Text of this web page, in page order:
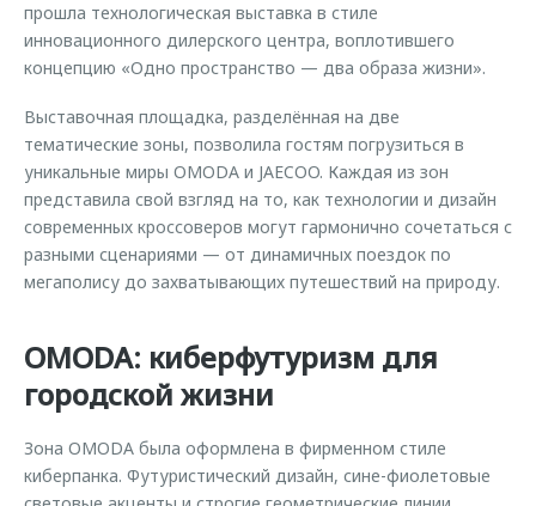
Трейд-ин
Калькулятор трейд-ин
Оригинальные аксессуары
Запчасти
прошла технологическая выставка в стиле
инновационного дилерского центра, воплотившего
концепцию «Одно пространство — два образа жизни».
Выставочная площадка, разделённая на две
тематические зоны, позволила гостям погрузиться в
уникальные миры OMODA и JAECOO. Каждая из зон
представила свой взгляд на то, как технологии и дизайн
современных кроссоверов могут гармонично сочетаться с
разными сценариями — от динамичных поездок по
мегаполису до захватывающих путешествий на природу.
OMODA: киберфутуризм для
городской жизни
Зона OMODA была оформлена в фирменном стиле
киберпанка. Футуристический дизайн, сине-фиолетовые